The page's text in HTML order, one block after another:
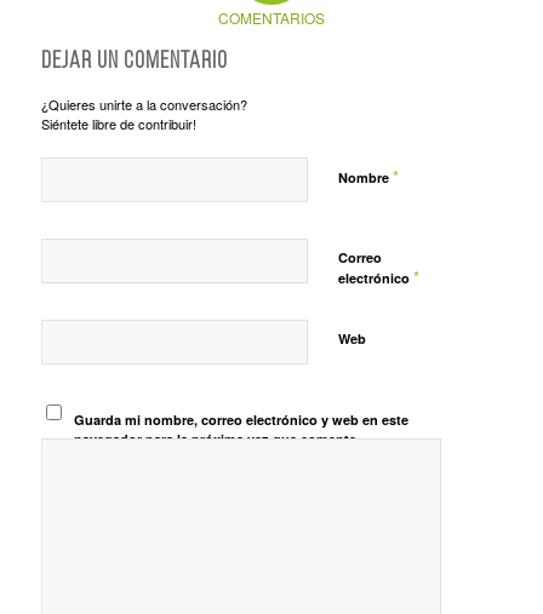
COMENTARIOS
Dejar un comentario
¿Quieres unirte a la conversación?
Siéntete libre de contribuir!
Nombre *
Correo
electrónico *
Web
Guarda mi nombre, correo electrónico y web en este
navegador para la próxima vez que comente.